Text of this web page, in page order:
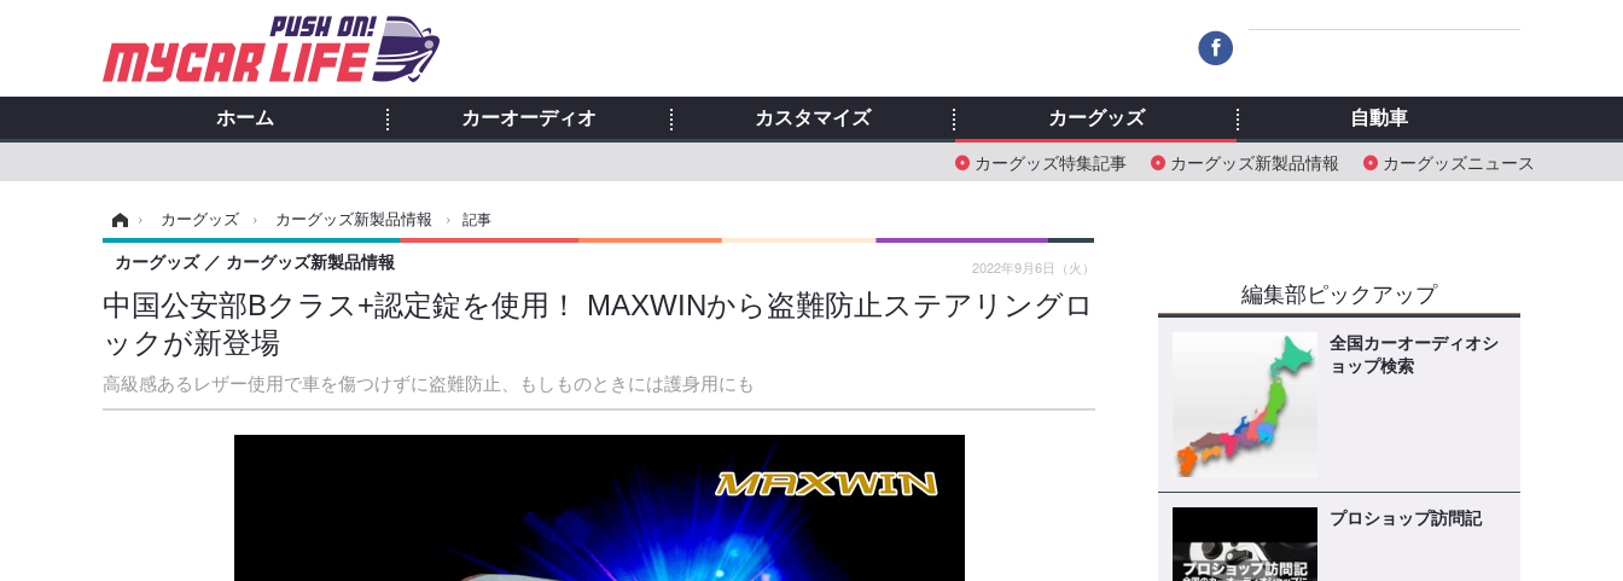
ホーム カーオーディオ カスタマイズ カーグッズ
カーグッズ特集記事 カーグッズ新製品情報 カーグッズニュース
自動車
› カーグッズ › カーグッズ新製品情報 › 記事
中国公安部Bクラス+認定錠を使用！ MAXWINから盗難防止ステアリングロ
ックが新登場
高級感あるレザー使用で車を傷つけずに盗難防止、もしものときには護身用にも
カーグッズ カーグッズ新製品情報 2022年9月6日（火）
編集部ピックアップ
全国カーオーディオシ
ョップ検索
プロショップ訪問記